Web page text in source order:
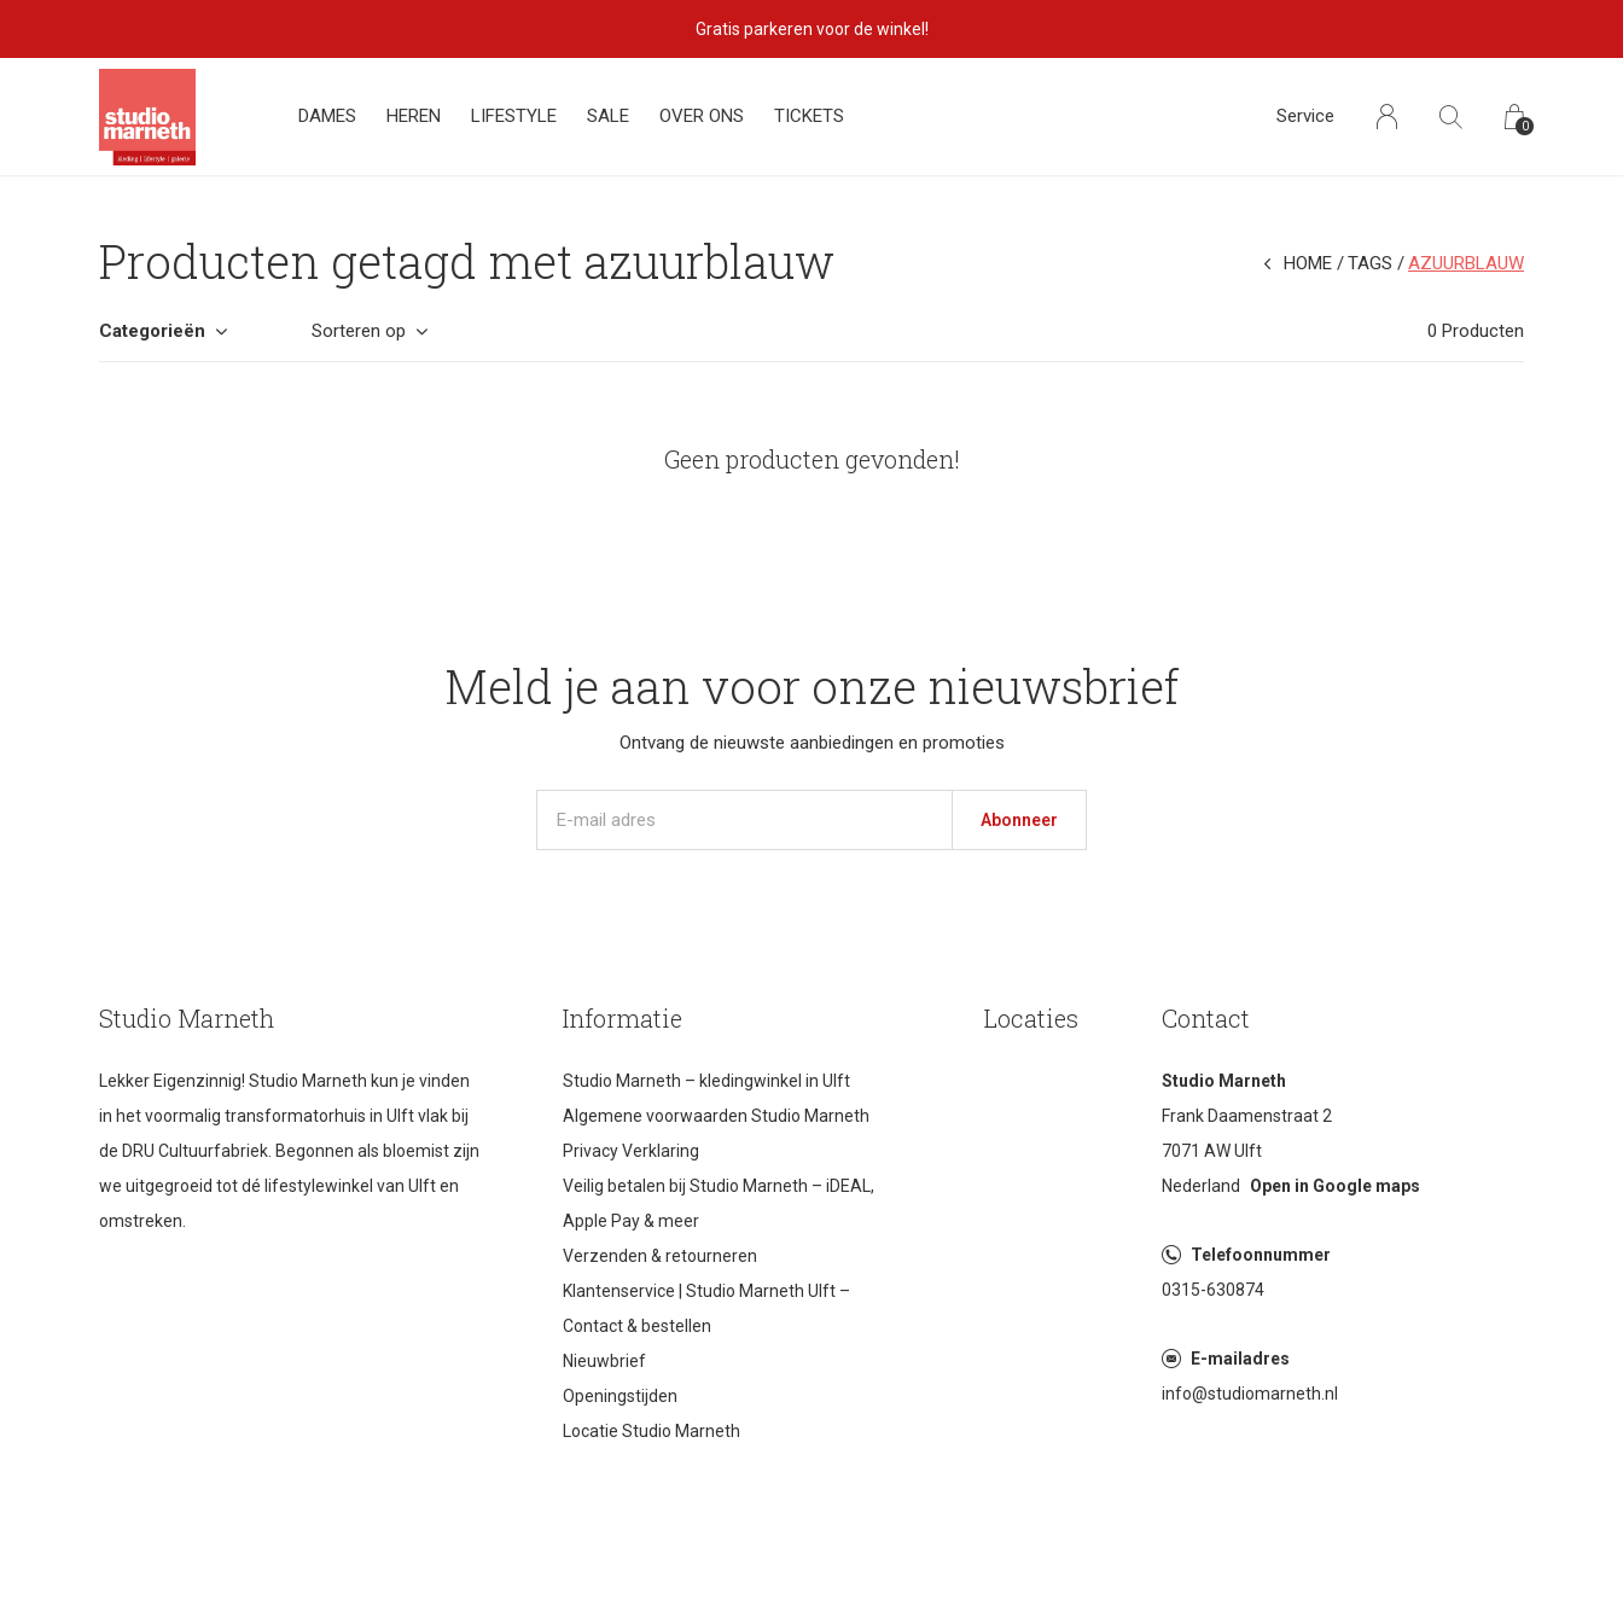
DAMES HEREN LIFESTYLE SALE OVER ONS TICKETS Service 0
Gratis parkeren voor de winkel!
Producten getagd met azuurblauw HOME TAGS AZUURBLAUW
Categorieën Sorteren op 0 Producten
Geen producten gevonden!
Meld je aan voor onze nieuwsbrief
Ontvang de nieuwste aanbiedingen en promoties
Abonneer
Studio Marneth
Lekker Eigenzinnig! Studio Marneth kun je vinden
in het voormalig transformatorhuis in Ulft vlak bij
de DRU Cultuurfabriek. Begonnen als bloemist zijn
we uitgegroeid tot dé lifestylewinkel van Ulft en
omstreken.
Informatie
Studio Marneth – kledingwinkel in Ulft
Algemene voorwaarden Studio Marneth
Privacy Verklaring
Veilig betalen bij Studio Marneth – iDEAL,
Apple Pay & meer
Verzenden & retourneren
Klantenservice | Studio Marneth Ulft –
Contact & bestellen
Nieuwbrief
Openingstijden
Locatie Studio Marneth
Locaties Contact
Studio Marneth
Frank Daamenstraat 2
7071 AW Ulft
Nederland
Open in Google maps
Telefoonnummer
0315-630874
E-mailadres
info@studiomarneth.nl